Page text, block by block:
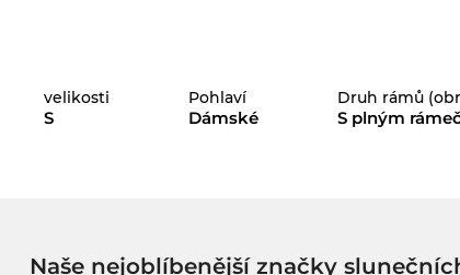
velikosti
S
Pohlaví
Dámské
Druh rámů
S plným
Naše nejoblíbenější značky